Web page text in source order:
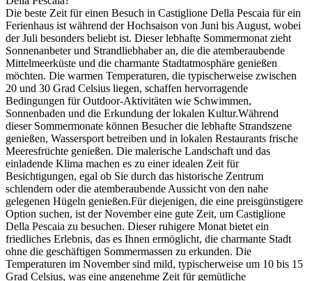
Die beste Zeit für einen Besuch in Castiglione Della Pescaia für ein
Ferienhaus ist während der Hochsaison von Juni bis August, wobei
der Juli besonders beliebt ist. Dieser lebhafte Sommermonat zieht
Sonnenanbeter und Strandliebhaber an, die die atemberaubende
Mittelmeerküste und die charmante Stadtatmosphäre genießen
möchten. Die warmen Temperaturen, die typischerweise zwischen
20 und 30 Grad Celsius liegen, schaffen hervorragende
Bedingungen für Outdoor-Aktivitäten wie Schwimmen,
Sonnenbaden und die Erkundung der lokalen Kultur.Während
dieser Sommermonate können Besucher die lebhafte Strandszene
genießen, Wassersport betreiben und in lokalen Restaurants frische
Meeresfrüchte genießen. Die malerische Landschaft und das
einladende Klima machen es zu einer idealen Zeit für
Besichtigungen, egal ob Sie durch das historische Zentrum
schlendern oder die atemberaubende Aussicht von den nahe
gelegenen Hügeln genießen.Für diejenigen, die eine preisgünstigere
Option suchen, ist der November eine gute Zeit, um Castiglione
Della Pescaia zu besuchen. Dieser ruhigere Monat bietet ein
friedliches Erlebnis, das es Ihnen ermöglicht, die charmante Stadt
ohne die geschäftigen Sommermassen zu erkunden. Die
Temperaturen im November sind mild, typischerweise um 10 bis 15
Grad Celsius, was eine angenehme Zeit für gemütliche